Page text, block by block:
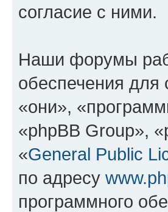
согласие с ними.
Наши форумы
обеспечения
«они»,
«phpBB Group»,
«General Public
по адресу
программного